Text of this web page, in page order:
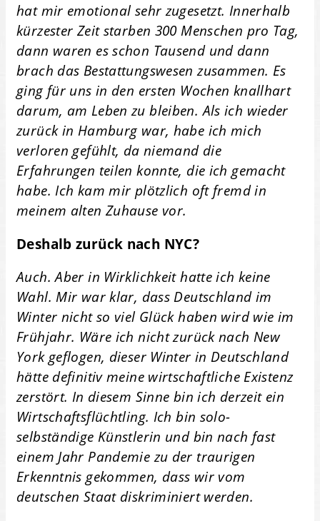
hat mir emotional sehr zugesetzt. Innerhalb
kürzester Zeit starben 300 Menschen pro Tag,
dann waren es schon Tausend und dann
brach das Bestattungswesen zusammen. Es
ging für uns in den ersten Wochen knallhart
darum, am Leben zu bleiben. Als ich wieder
zurück in Hamburg war, habe ich mich
verloren gefühlt, da niemand die
Erfahrungen teilen konnte, die ich gemacht
habe. Ich kam mir plötzlich oft fremd in
meinem alten Zuhause vor.
Deshalb zurück nach NYC?
Auch. Aber in Wirklichkeit hatte ich keine
Wahl. Mir war klar, dass Deutschland im
Winter nicht so viel Glück haben wird wie im
Frühjahr. Wäre ich nicht zurück nach New
York geflogen, dieser Winter in Deutschland
hätte definitiv meine wirtschaftliche Existenz
zerstört. In diesem Sinne bin ich derzeit ein
Wirtschaftsflüchtling. Ich bin solo-
selbständige Künstlerin und bin nach fast
einem Jahr Pandemie zu der traurigen
Erkenntnis gekommen, dass wir vom
deutschen Staat diskriminiert werden.